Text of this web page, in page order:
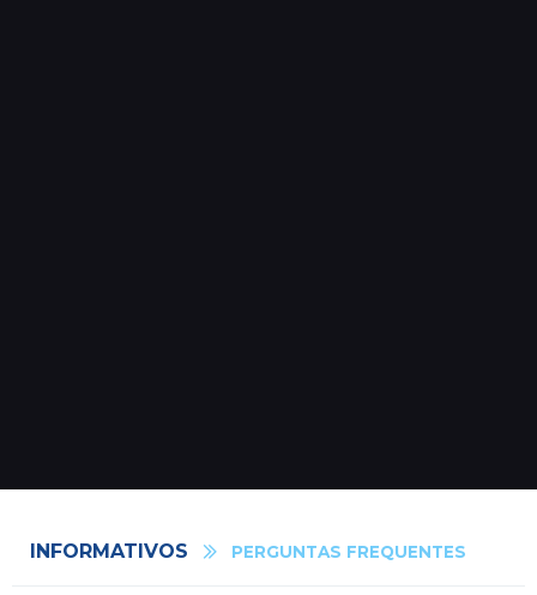
INFORMATIVOS PERGUNTAS FREQUENTES